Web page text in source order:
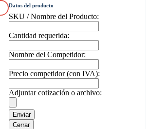
Datos del producto
SKU / Nombre del Producto:
Cantidad requerida:
Nombre del Competidor:
Precio competidor (con IVA):
Adjuntar cotización o archivo:
Enviar
Cerrar